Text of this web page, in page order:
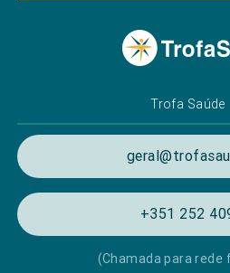
Trofa Saúde
+351 252
(Chamada para rede